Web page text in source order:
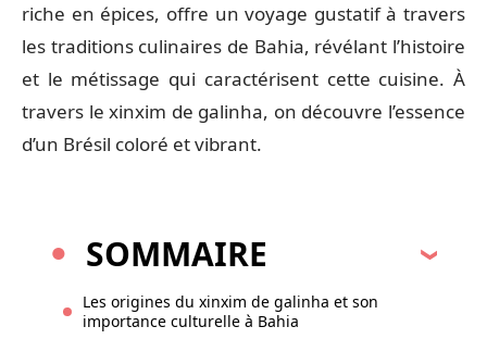
riche en épices, offre un voyage gustatif à travers
les traditions culinaires de Bahia, révélant l’histoire
et le métissage qui caractérisent cette cuisine. À
travers le xinxim de galinha, on découvre l’essence
d’un Brésil coloré et vibrant.
SOMMAIRE
Les origines du xinxim de galinha et son
importance culturelle à Bahia